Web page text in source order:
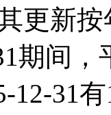
更新
期间
12-31